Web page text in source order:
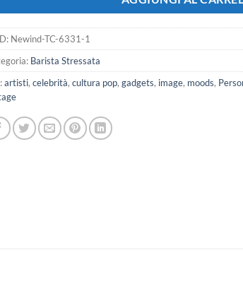
Newind-TC-6331-1
Barista Stressata
artisti,celebrità,cultura pop,gadgets, image, moods,